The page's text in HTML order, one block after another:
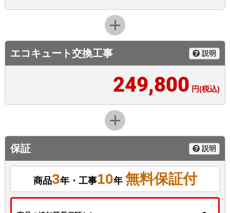
エコキュート交換工事 説明
249,800 円(税込)
保証 説明
商品3年・工事10年 無料保証付